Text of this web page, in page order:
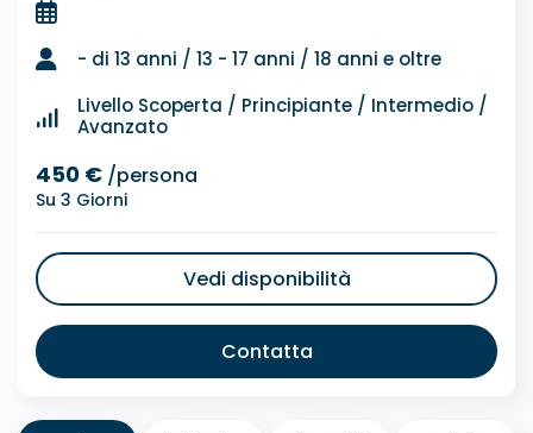
- di 13 anni / 13 - 17 anni / 18 anni e oltre
Livello Scoperta / Principiante / Intermedio /
Avanzato
450 € /persona
Su 3 Giorni
Vedi disponibilità
Contatta